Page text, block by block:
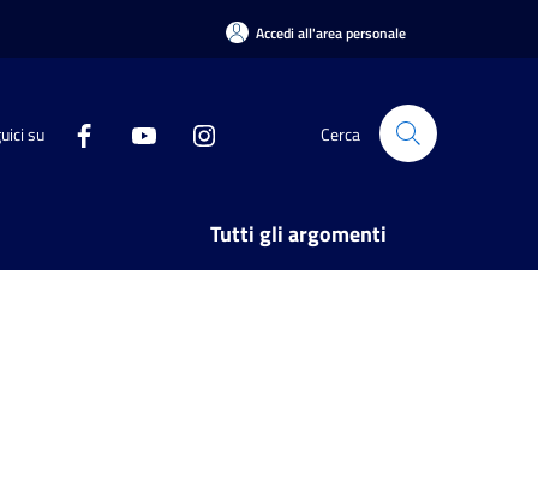
Accedi all'area personale
su Cerca
Tutti gli argomenti